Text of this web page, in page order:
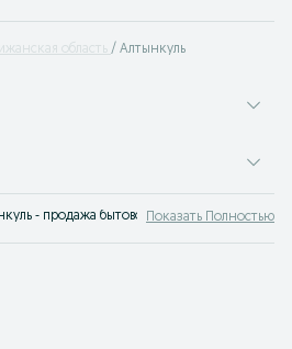
область Алтынкуль
- продажа бытовой техники в
Показать Полностью